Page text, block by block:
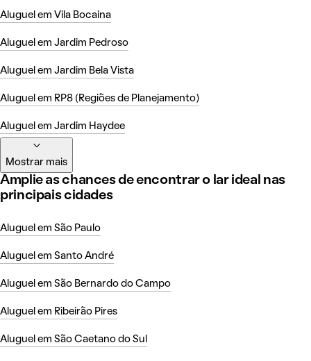
Aluguel em Vila Bocaina
Aluguel em Jardim Pedroso
Aluguel em Jardim Bela Vista
Aluguel em RP8 (Regiões de Planejamento)
Aluguel em Jardim Haydee
Mostrar mais
Amplie as chances de encontrar o lar ideal nas
principais cidades
Aluguel em São Paulo
Aluguel em Santo André
Aluguel em São Bernardo do Campo
Aluguel em Ribeirão Pires
Aluguel em São Caetano do Sul